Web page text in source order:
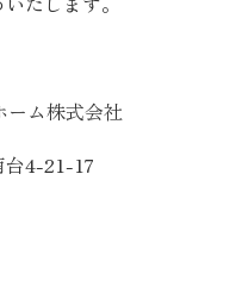
ーム株式会社
4-21-17